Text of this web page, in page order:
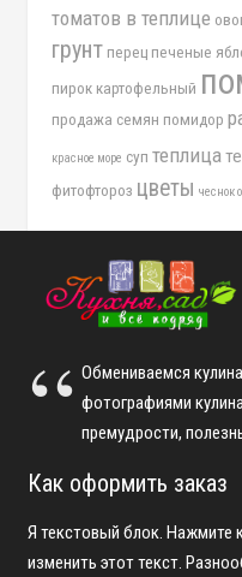
томатов в теплице
грунт перец печеные
пирок картофельный
продажа семян помидор
красное море суп теплица
фитофтороз цветы чеснок
Обмениваемся
фотографиями
премудрости,
Как оформить заказ
Я текстовый блок. Нажмите
изменить этот текст.